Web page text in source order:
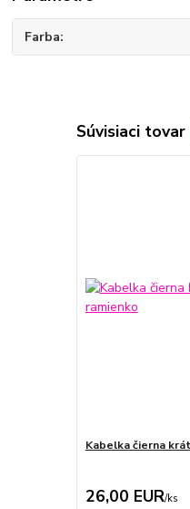
Farba
Súvisiaci tovar
Kabelka čierna
26,00 EUR/ks